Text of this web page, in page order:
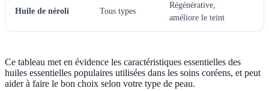
Huile de néroli Tous types
Régénérative,
améliore le teint
Ce tableau met en évidence les caractéristiques essentielles des
huiles essentielles populaires utilisées dans les soins coréens, et peut
aider à faire le bon choix selon votre type de peau.